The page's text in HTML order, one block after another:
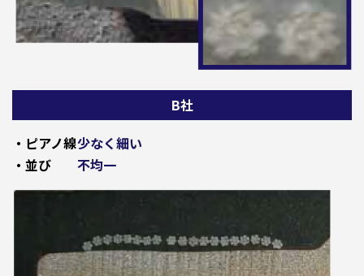
B社
・ピアノ線少なく細い
・並び
不均一